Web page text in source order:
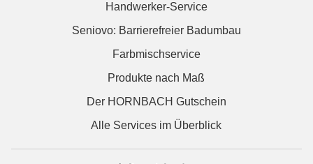
Handwerker-Service
Seniovo: Barrierefreier Badumbau
Farbmischservice
Produkte nach Maß
Der HORNBACH Gutschein
Alle Services im Überblick